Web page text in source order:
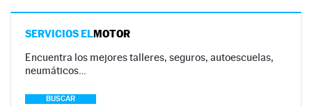
SERVICIOS ELMOTOR
Encuentra los mejores talleres, seguros, autoescuelas,
neumáticos…
BUSCAR